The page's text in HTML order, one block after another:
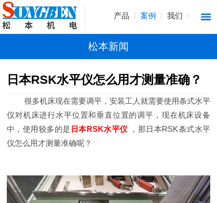
产品 案例 我们
松本新闻
日本RSK水平仪怎么用才测量准确？
很多机床现在需要调平，安装工人就需要使用条式水平
仪对机床进行水平位置和垂直位置的调平，现在机床设备
中，使用较多的是 日本RSK水平仪
，那日本RSK条式水平
仪怎么用才测量准确呢？